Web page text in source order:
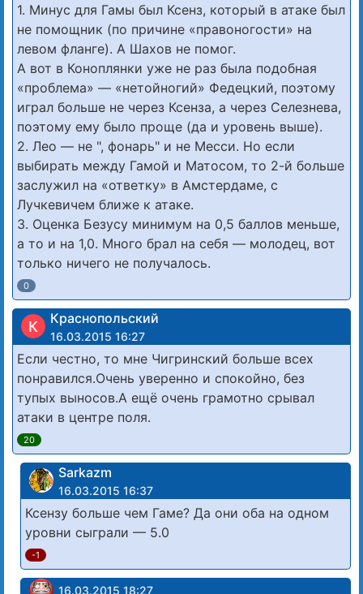
1. Минус для Гамы был Ксенз, который в атаке был
не помощник (по причине «правоногости» на
левом фланге). А Шахов не помог.
А вот в Коноплянки уже не раз была подобная
«проблема» — «нетойногий» Федецкий, поэтому
играл больше не через Ксенза, а через Селезнева,
поэтому ему было проще (да и уровень выше).
2. Лео — не ", фонарь" и не Месси. Но если
выбирать между Гамой и Матосом, то 2-й больше
заслужил на «ответку» в Амстердаме, с
Лучкевичем ближе к атаке.
3. Оценка Безусу минимум на 0,5 баллов меньше,
а то и на 1,0. Много брал на себя — молодец, вот
только ничего не получалось.
0
К Краснопольский
16.03.2015 16:27
Если честно, то мне Чигринский больше всех
понравился.Очень уверенно и спокойно, без
тупых выносов.А ещё очень грамотно срывал
атаки в центре поля.
20
Sarkazm
16.03.2015 16:37
Ксензу больше чем Гаме? Да они оба на одном
уровни сыграли — 5.0
-1
16.03.2015 18:27